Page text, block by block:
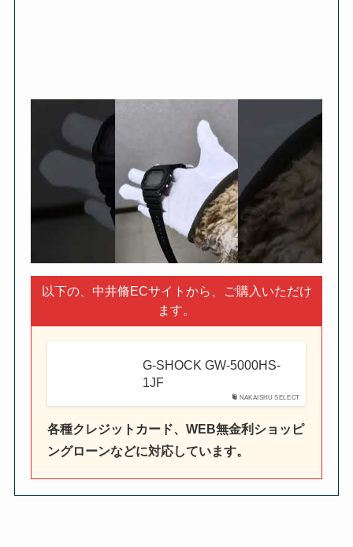
以下の、中井脩ECサイトから、ご購入いただけ
ます。
NAKAISHU SELECT
G-SHOCK GW-5000HS-
1JF
各種クレジットカード、WEB無金利ショッピ
ングローンなどに対応しています。